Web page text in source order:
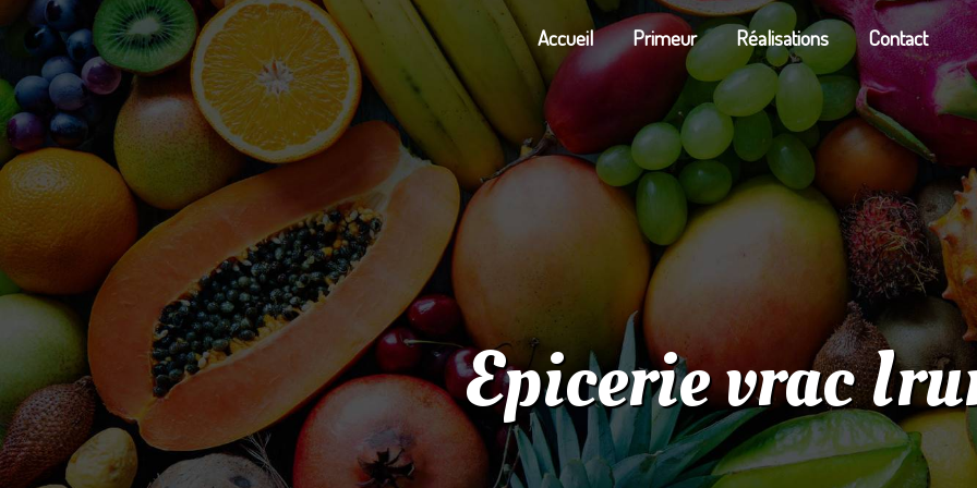
Accueil Primeur Réalisations Contact
Epicerie vrac
Panneau de gestion des cookies